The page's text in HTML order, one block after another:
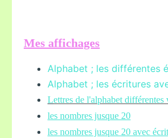
Mes affichages
Alphabet ; les différentes
Alphabet ; les écritures
Lettres de l'alphabet différentes
les nombres jusque 20
les nombres jusque 20 avec